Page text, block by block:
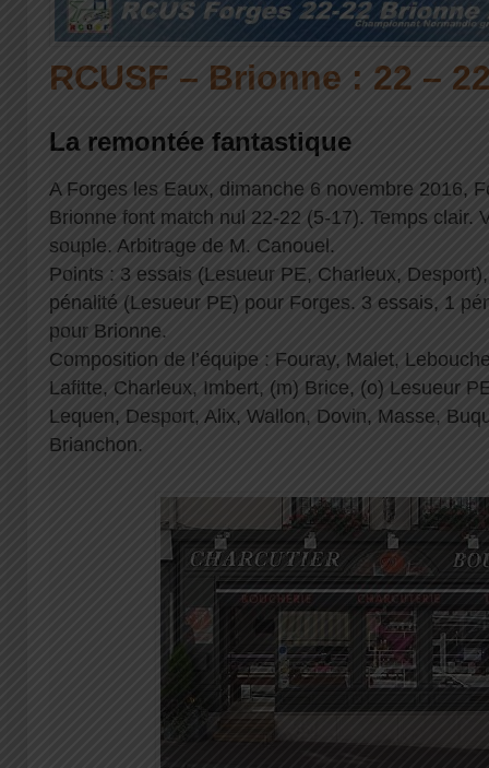
RCUSF – Brionne : 22 –
La remontée fantastique
A Forges les Eaux, dimanche 6 novembre 2016,
Brionne font match nul 22-22 (5-17). Temps clair.
souple. Arbitrage de M. Canouel.
Points : 3 essais (Lesueur PE, Charleux,
pénalité (Lesueur PE) pour Forges. 3 essais, 1
pour Brionne.
Composition de l’équipe : Fouray, Malet,
Lafitte, Charleux, Imbert, (m) Brice, (o) Lesueur
Lequen, Desport, Alix, Wallon, Dovin, Masse,
Brianchon.